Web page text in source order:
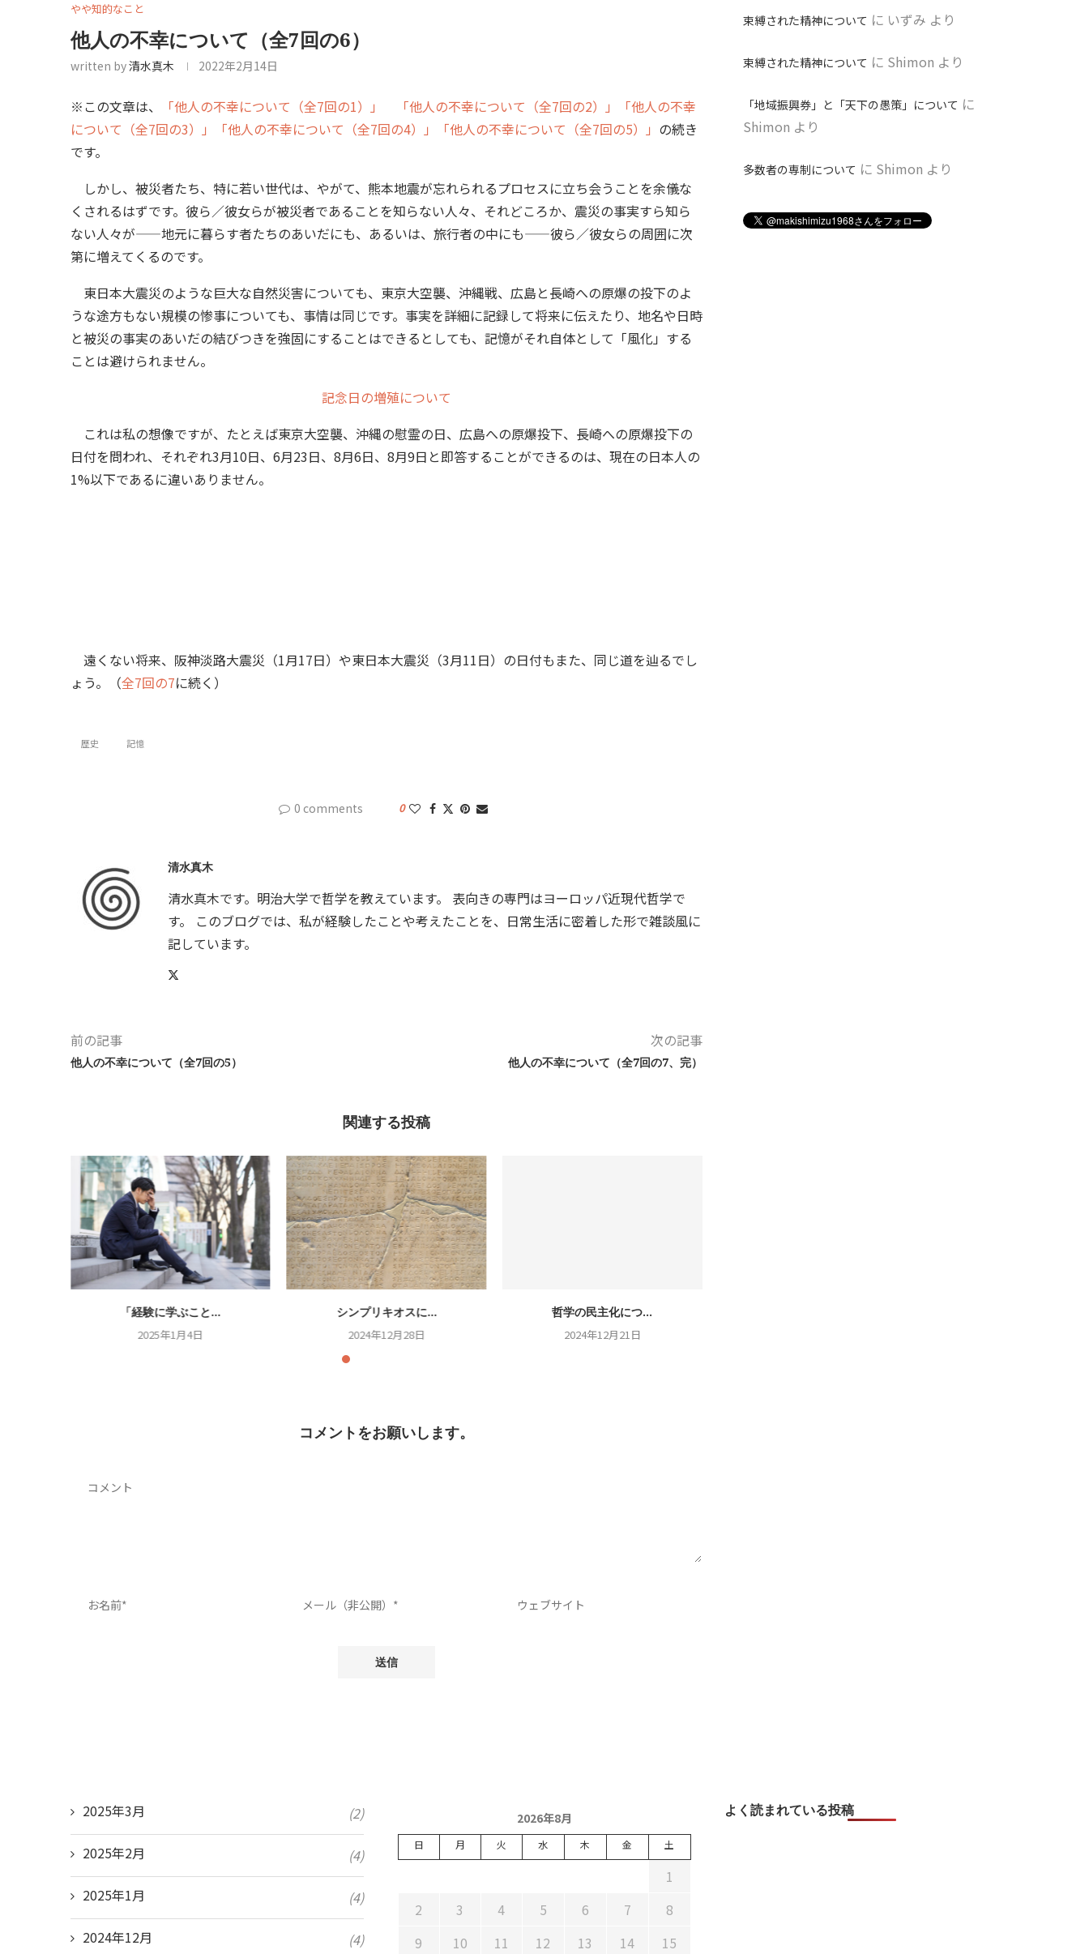
やや知的なこと
他人の不幸について（全7回の6）
written by清水真木 2022年2月14日
※この文章は、 「他人の不幸について（全7回の1）」 「他人の不幸について（全7回の2）」
「他人の不幸
について（全7回の3）」
「他人の不幸について（全7回の4）」 「他人の不幸について（全7回の5）」 の続き
です。
しかし、被災者たち、特に若い世代は、やがて、熊本地震が忘れられるプロセスに立ち会うことを余儀な
くされるはずです。彼ら／彼女らが被災者であることを知らない人々、それどころか、震災の事実すら知ら
ない人々が——地元に暮らす者たちのあいだにも、あるいは、旅行者の中にも——彼ら／彼女らの周囲に次
第に増えてくるのです。
東日本大震災のような巨大な自然災害についても、東京大空襲、沖縄戦、広島と長崎への原爆の投下のよ
うな途方もない規模の惨事についても、事情は同じです。事実を詳細に記録して将来に伝えたり、地名や日時
と被災の事実のあいだの結びつきを強固にすることはできるとしても、記憶がそれ自体として「風化」する
ことは避けられません。
記念日の増殖について
これは私の想像ですが、たとえば東京大空襲、沖縄の慰霊の日、広島への原爆投下、長崎への原爆投下の
日付を問われ、それぞれ3月10日、6月23日、8月6日、8月9日と即答することができるのは、現在の日本人の
1%以下であるに違いありません。
遠くない将来、阪神淡路大震災（1月17日）や東日本大震災（3月11日）の日付もまた、同じ道を辿るでし
ょう。（全7回の7に続く）
歴史 記憶
0 comments 0
清水真木
清水真木です。明治大学で哲学を教えています。 表向きの専門はヨーロッパ近現代哲学で
す。 このブログでは、私が経験したことや考えたことを、日常生活に密着した形で雑談風に
記しています。
前の記事
他人の不幸について（全7回の5）
次の記事
他人の不幸について（全7回の7、完）
関連する投稿
「経験に学ぶこと...
2025年1月4日
シンプリキオスに...
2024年12月28日
哲学の民主化につ...
2024年12月21日
コメントをお願いします。
束縛された精神について に いずみ より
束縛された精神について に Shimon より
「地域振興券」と「天下の愚策」について に
Shimon より
多数者の専制について に Shimon より
2025年3月 (2)
2025年2月 (4)
2025年1月 (4)
2024年12月 (4)
2026年8月
日 月 火 水 木 金 土
1
2
3 4 5 6 7
8
9
10 11 12 13 14 15
よく読まれている投稿